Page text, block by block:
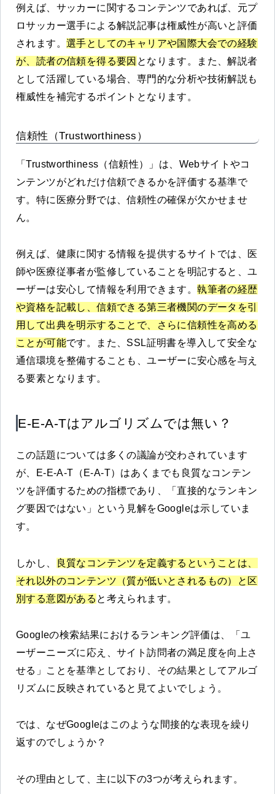
例えば、サッカーに関するコンテンツであれば、元プ
ロサッカー選手による解説記事は権威性が高いと評価
されます。 選手としてのキャリアや国際大会での経験
が、読者の信頼を得る要因 となります。また、解説者
として活躍している場合、専門的な分析や技術解説も
権威性を補完するポイントとなります。
信頼性（Trustworthiness）
「Trustworthiness（信頼性）」は、Webサイトやコ
ンテンツがどれだけ信頼できるかを評価する基準で
す。特に医療分野では、信頼性の確保が欠かせませ
ん。
例えば、健康に関する情報を提供するサイトでは、医
師や医療従事者が監修していることを明記すると、ユ
ーザーは安心して情報を利用できます。執筆者の経歴
や資格を記載し、信頼できる第三者機関のデータを引
用して出典を明示することで、さらに信頼性を高める
ことが可能です。また、SSL証明書を導入して安全な
通信環境を整備することも、ユーザーに安心感を与え
る要素となります。
E-E-A-Tはアルゴリズムでは無い？
この話題については多くの議論が交わされています
が、E-E-A-T（E-A-T）はあくまでも良質なコンテン
ツを評価するための指標であり、「直接的なランキン
グ要因ではない」という見解をGoogleは示していま
す。
しかし、
良質なコンテンツを定義するということは、
それ以外のコンテンツ（質が低いとされるもの）と区
別する意図がある と考えられます。
Googleの検索結果におけるランキング評価は、「ユ
ーザーニーズに応え、サイト訪問者の満足度を向上さ
せる」ことを基準としており、その結果としてアルゴ
リズムに反映されていると見てよいでしょう。
では、なぜGoogleはこのような間接的な表現を繰り
返すのでしょうか？
その理由として、主に以下の3つが考えられます。